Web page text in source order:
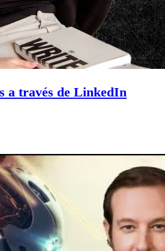
a través de LinkedIn